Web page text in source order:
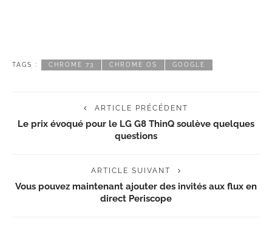
TAGS : CHROME 73 CHROME OS GOOGLE
ARTICLE PRÉCÉDENT
Le prix évoqué pour le LG G8 ThinQ soulève quelques
questions
ARTICLE SUIVANT
Vous pouvez maintenant ajouter des invités aux flux en
direct Periscope